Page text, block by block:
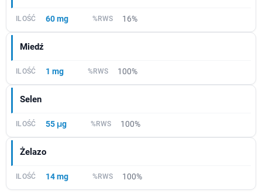
60 mg 16%
Miedź
1 mg 100%
Selen
55 μg 100%
Żelazo
14 mg 100%